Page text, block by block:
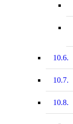
10.6.
10.7.
10.8.